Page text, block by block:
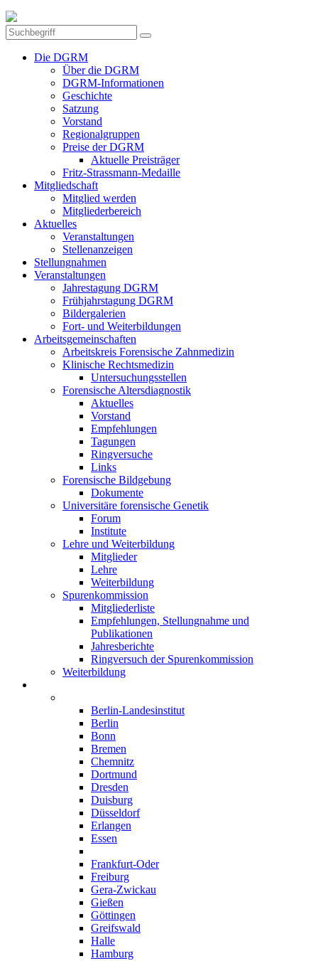
Die DGRM
Über die DGRM
DGRM-Informationen
Geschichte
Satzung
Vorstand
Regionalgruppen
Preise der DGRM
Aktuelle Preisträger
Fritz-Strassmann-Medaille
Mitgliedschaft
Mitglied werden
Mitgliederbereich
Aktuelles
Veranstaltungen
Stellenanzeigen
Stellungnahmen
Veranstaltungen
Jahrestagung DGRM
Frühjahrstagung DGRM
Bildergalerien
Fort- und Weiterbildungen
Arbeitsgemeinschaften
Arbeitskreis Forensische Zahnmedizin
Klinische Rechtsmedizin
Untersuchungsstellen
Forensische Altersdiagnostik
Aktuelles
Vorstand
Empfehlungen
Tagungen
Ringversuche
Links
Forensische Bildgebung
Dokumente
Universitäre forensische Genetik
Forum
Institute
Lehre und Weiterbildung
Mitglieder
Lehre
Weiterbildung
Spurenkommission
Mitgliederliste
Empfehlungen, Stellungnahme und
Publikationen
Jahresberichte
Ringversuch der Spurenkommission
Weiterbildung
Berlin-Landesinstitut
Berlin
Bonn
Bremen
Chemnitz
Dortmund
Dresden
Duisburg
Düsseldorf
Erlangen
Essen
Frankfurt-Oder
Freiburg
Gera-Zwickau
Gießen
Göttingen
Greifswald
Halle
Hamburg